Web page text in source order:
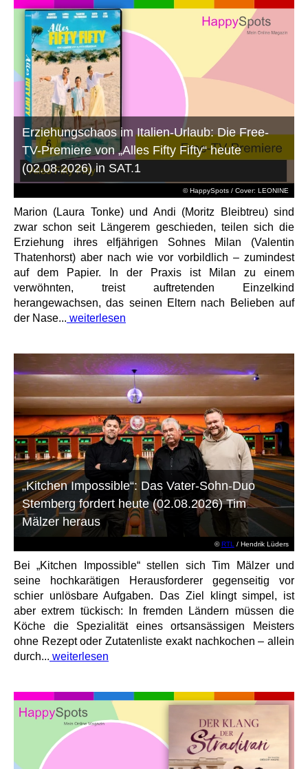
© HappySpots / Cover: LEONINE
Erziehungschaos im Italien-Urlaub: Die Free-
TV-Premiere von „Alles Fifty Fifty“ heute
(02.08.2026) in SAT.1
Marion (Laura Tonke) und Andi (Moritz Bleibtreu) sind
zwar schon seit Längerem geschieden, teilen sich die
Erziehung ihres elfjährigen Sohnes Milan (Valentin
Thatenhorst) aber nach wie vor vorbildlich – zumindest
auf dem Papier. In der Praxis ist Milan zu einem
verwöhnten, treist auftretenden Einzelkind
herangewachsen, das seinen Eltern nach Belieben auf
der Nase... weiterlesen
©RTL / Hendrik Lüders
„Kitchen Impossible“: Das Vater-Sohn-Duo
Stemberg fordert heute (02.08.2026) Tim
Mälzer heraus
Bei „Kitchen Impossible“ stellen sich Tim Mälzer und
seine hochkarätigen Herausforderer gegenseitig vor
schier unlösbare Aufgaben. Das Ziel klingt simpel, ist
aber extrem tückisch: In fremden Ländern müssen die
Köche die Spezialität eines ortsansässigen Meisters
ohne Rezept oder Zutatenliste exakt nachkochen – allein
durch... weiterlesen